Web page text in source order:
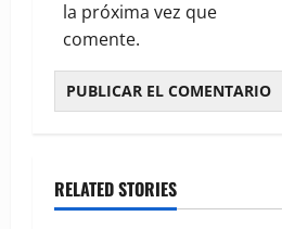
la próxima vez que
comente.
RELATED STORIES